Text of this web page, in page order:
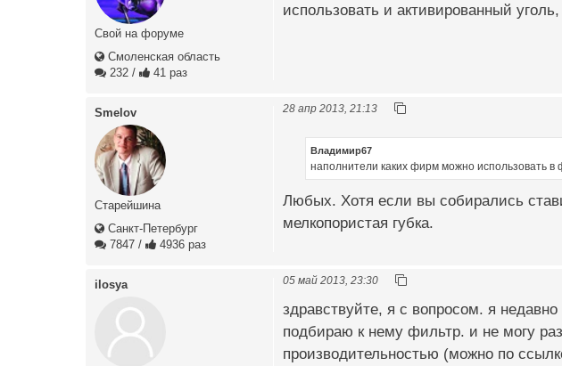
Свой на форуме
Смоленская область
232 / 41 раз
использовать и активированный
Smelov
Старейшина
Санкт-Петербург
7847 / 4936 раз
28 апр 2013, 21:13
Владимир67
наполнители каких фирм можно использовать в
Любых. Хотя если вы собирались
мелкопористая губка.
ilosya 05 май 2013, 23:30
здравствуйте, я с вопросом. я
подбираю к нему фильтр. и не могу
производительностью (можно по